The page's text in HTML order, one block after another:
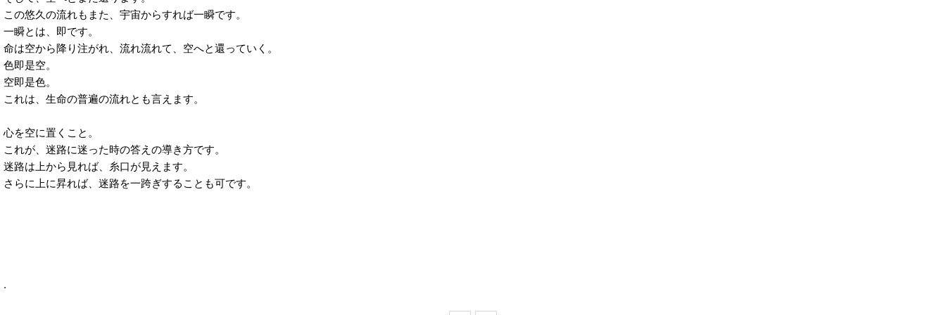
この悠久の流れもまた、宇宙からすれば一瞬です。
一瞬とは、即です。
命は空から降り注がれ、流れ流れて、空へと還っていく。
色即是空。
空即是色。
これは、生命の普遍の流れとも言えます。
心を空に置くこと。
これが、迷路に迷った時の答えの導き方です。
迷路は上から見れば、糸口が見えます。
さらに上に昇れば、迷路を一跨ぎすることも可です。
.